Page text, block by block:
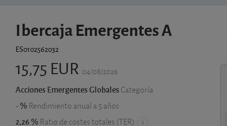
Ibercaja Emergentes A
ES0102562032
15,75 EUR 04/08/2026
Acciones Emergentes Globales Categoría
- % Rendimiento anual a 5 años
2,26 % Ratio de costes totales (TER)